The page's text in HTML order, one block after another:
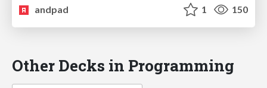
andpad
1 150
Other Decks in Programming